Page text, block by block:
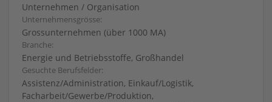
Unternehmen / Organisation
Unternehmensgrösse:
Grossunternehmen (über 1000 MA)
Branche:
Energie und Betriebsstoffe, Großhandel
Gesuchte Berufsfelder:
Assistenz/Administration, Einkauf/Logistik,
Facharbeit/Gewerbe/Produktion,